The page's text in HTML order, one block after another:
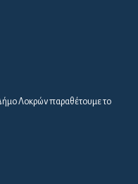
Δήμο Λοκρών παραθέτουμε το